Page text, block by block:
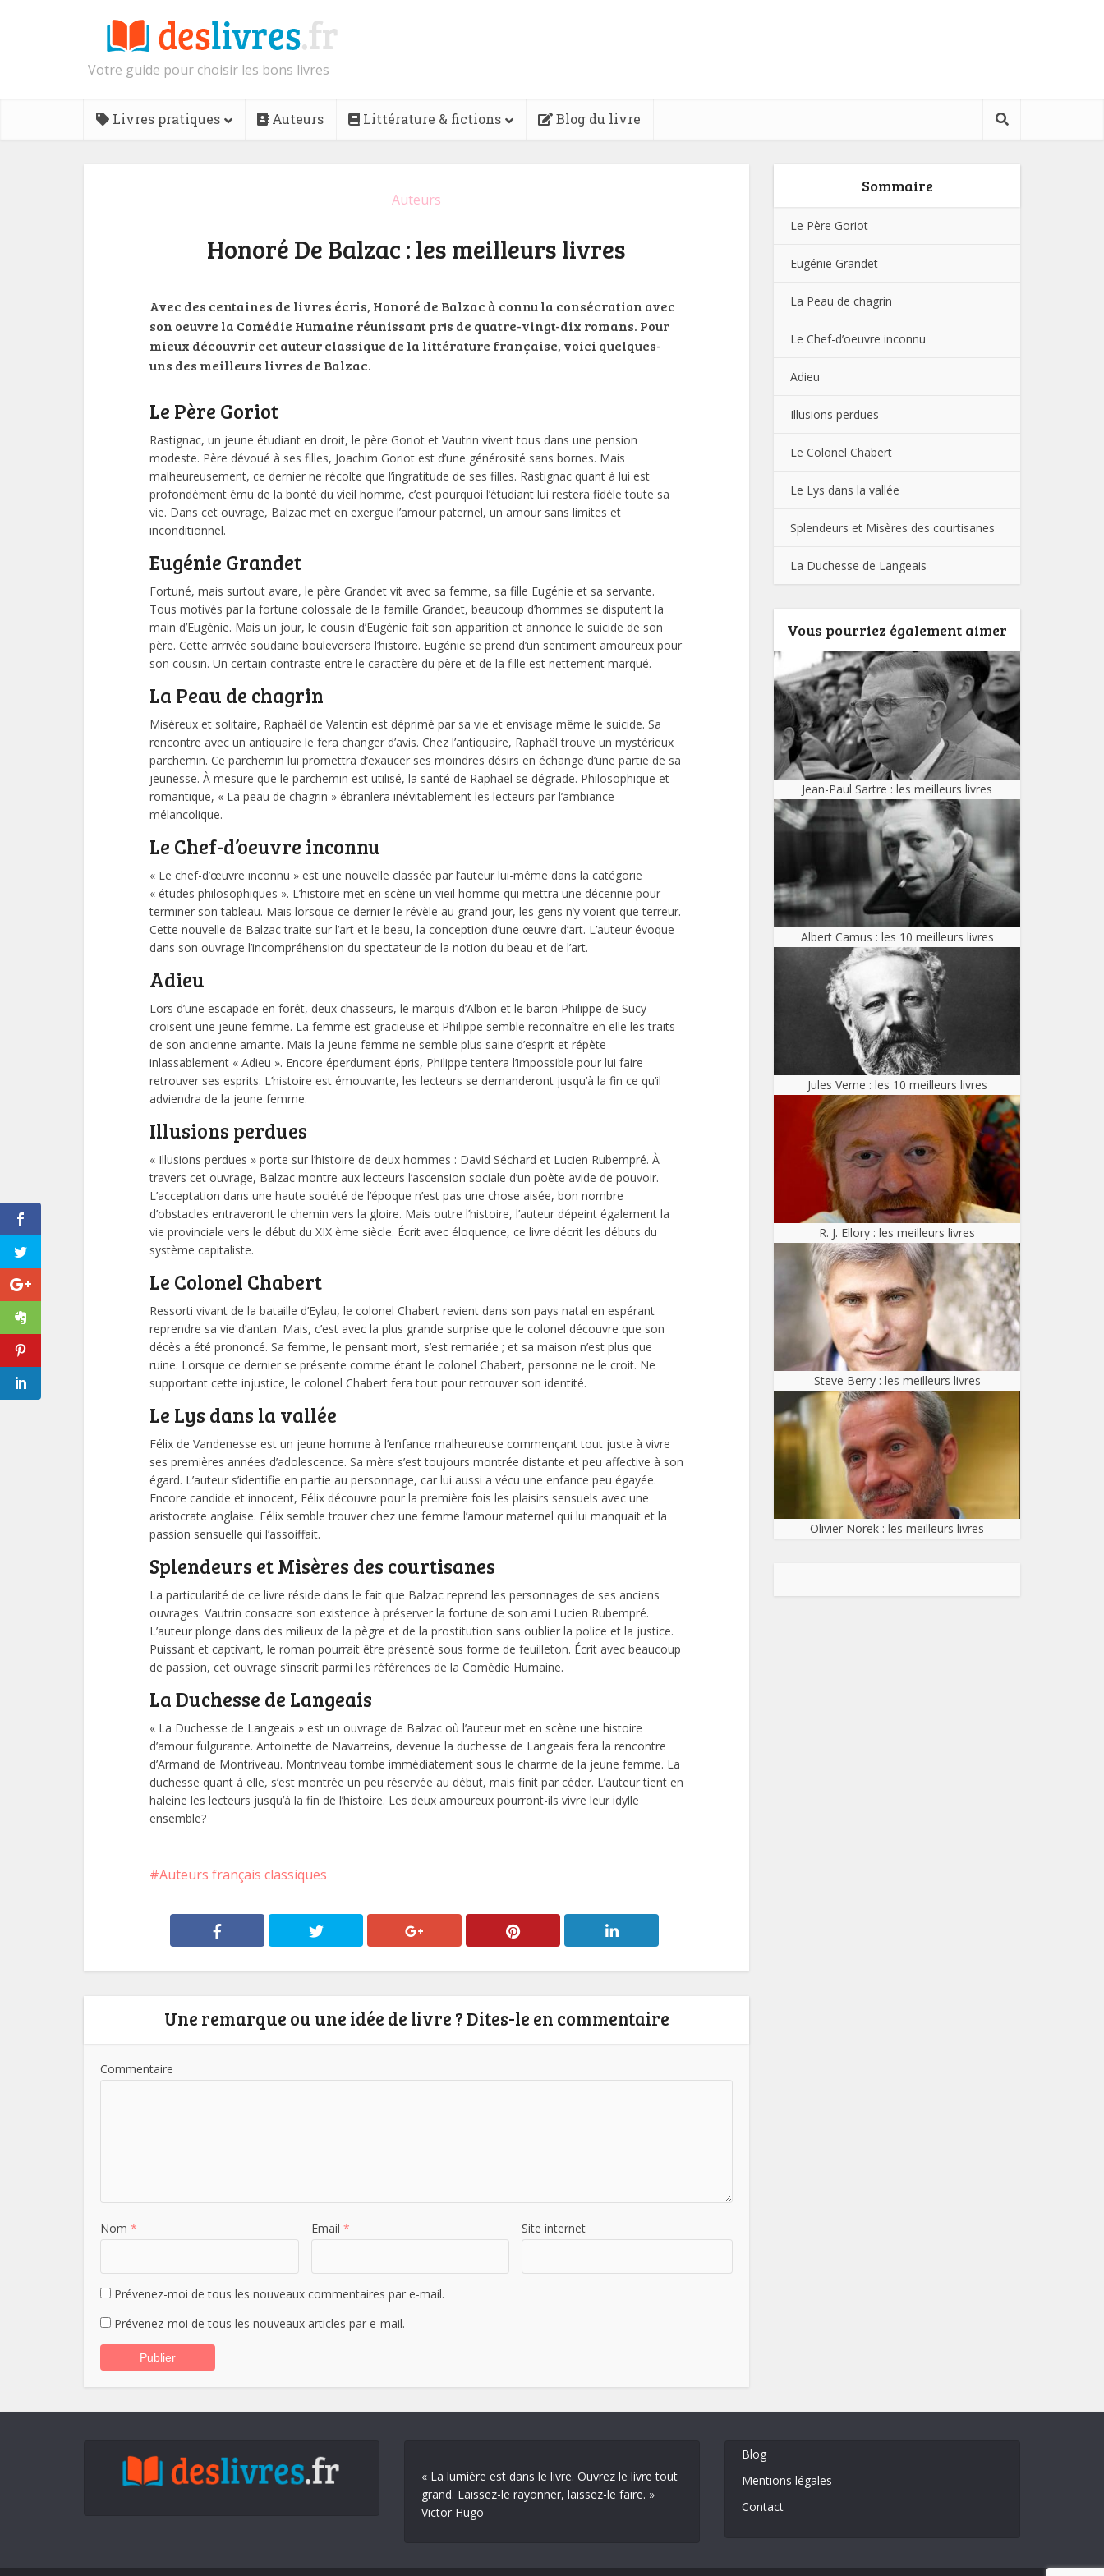
Votre guide pour choisir les bons livres
Livres pratiques Auteurs Littérature & fictions Blog du livre
Auteurs
Honoré De Balzac : les meilleurs livres
Avec des centaines de livres écris, Honoré de Balzac à connu la consécration avec
son oeuvre la Comédie Humaine réunissant pr!s de quatre-vingt-dix romans. Pour
mieux découvrir cet auteur classique de la littérature française, voici quelques-
uns des meilleurs livres de Balzac.
Le Père Goriot
Rastignac, un jeune étudiant en droit, le père Goriot et Vautrin vivent tous dans une pension
modeste. Père dévoué à ses filles, Joachim Goriot est d’une générosité sans bornes. Mais
malheureusement, ce dernier ne récolte que l’ingratitude de ses filles. Rastignac quant à lui est
profondément ému de la bonté du vieil homme, c’est pourquoi l’étudiant lui restera fidèle toute sa
vie. Dans cet ouvrage, Balzac met en exergue l’amour paternel, un amour sans limites et
inconditionnel.
Eugénie Grandet
Fortuné, mais surtout avare, le père Grandet vit avec sa femme, sa fille Eugénie et sa servante.
Tous motivés par la fortune colossale de la famille Grandet, beaucoup d’hommes se disputent la
main d’Eugénie. Mais un jour, le cousin d’Eugénie fait son apparition et annonce le suicide de son
père. Cette arrivée soudaine bouleversera l’histoire. Eugénie se prend d’un sentiment amoureux pour
son cousin. Un certain contraste entre le caractère du père et de la fille est nettement marqué.
La Peau de chagrin
Miséreux et solitaire, Raphaël de Valentin est déprimé par sa vie et envisage même le suicide. Sa
rencontre avec un antiquaire le fera changer d’avis. Chez l’antiquaire, Raphaël trouve un mystérieux
parchemin. Ce parchemin lui promettra d’exaucer ses moindres désirs en échange d’une partie de sa
jeunesse. À mesure que le parchemin est utilisé, la santé de Raphaël se dégrade. Philosophique et
romantique, « La peau de chagrin » ébranlera inévitablement les lecteurs par l’ambiance
mélancolique.
Le Chef-d’oeuvre inconnu
« Le chef-d’œuvre inconnu » est une nouvelle classée par l’auteur lui-même dans la catégorie
« études philosophiques ». L’histoire met en scène un vieil homme qui mettra une décennie pour
terminer son tableau. Mais lorsque ce dernier le révèle au grand jour, les gens n’y voient que terreur.
Cette nouvelle de Balzac traite sur l’art et le beau, la conception d’une œuvre d’art. L’auteur évoque
dans son ouvrage l’incompréhension du spectateur de la notion du beau et de l’art.
Adieu
Lors d’une escapade en forêt, deux chasseurs, le marquis d’Albon et le baron Philippe de Sucy
croisent une jeune femme. La femme est gracieuse et Philippe semble reconnaître en elle les traits
de son ancienne amante. Mais la jeune femme ne semble plus saine d’esprit et répète
inlassablement « Adieu ». Encore éperdument épris, Philippe tentera l’impossible pour lui faire
retrouver ses esprits. L’histoire est émouvante, les lecteurs se demanderont jusqu’à la fin ce qu’il
adviendra de la jeune femme.
Illusions perdues
« Illusions perdues » porte sur l’histoire de deux hommes : David Séchard et Lucien Rubempré. À
travers cet ouvrage, Balzac montre aux lecteurs l’ascension sociale d’un poète avide de pouvoir.
L’acceptation dans une haute société de l’époque n’est pas une chose aisée, bon nombre
d’obstacles entraveront le chemin vers la gloire. Mais outre l’histoire, l’auteur dépeint également la
vie provinciale vers le début du XIX ème siècle. Écrit avec éloquence, ce livre décrit les débuts du
système capitaliste.
Le Colonel Chabert
Ressorti vivant de la bataille d’Eylau, le colonel Chabert revient dans son pays natal en espérant
reprendre sa vie d’antan. Mais, c’est avec la plus grande surprise que le colonel découvre que son
décès a été prononcé. Sa femme, le pensant mort, s’est remariée ; et sa maison n’est plus que
ruine. Lorsque ce dernier se présente comme étant le colonel Chabert, personne ne le croit. Ne
supportant cette injustice, le colonel Chabert fera tout pour retrouver son identité.
Le Lys dans la vallée
Félix de Vandenesse est un jeune homme à l’enfance malheureuse commençant tout juste à vivre
ses premières années d’adolescence. Sa mère s’est toujours montrée distante et peu affective à son
égard. L’auteur s’identifie en partie au personnage, car lui aussi a vécu une enfance peu égayée.
Encore candide et innocent, Félix découvre pour la première fois les plaisirs sensuels avec une
aristocrate anglaise. Félix semble trouver chez une femme l’amour maternel qui lui manquait et la
passion sensuelle qui l’assoiffait.
Splendeurs et Misères des courtisanes
La particularité de ce livre réside dans le fait que Balzac reprend les personnages de ses anciens
ouvrages. Vautrin consacre son existence à préserver la fortune de son ami Lucien Rubempré.
L’auteur plonge dans des milieux de la pègre et de la prostitution sans oublier la police et la justice.
Puissant et captivant, le roman pourrait être présenté sous forme de feuilleton. Écrit avec beaucoup
de passion, cet ouvrage s’inscrit parmi les références de la Comédie Humaine.
La Duchesse de Langeais
« La Duchesse de Langeais » est un ouvrage de Balzac où l’auteur met en scène une histoire
d’amour fulgurante. Antoinette de Navarreins, devenue la duchesse de Langeais fera la rencontre
d’Armand de Montriveau. Montriveau tombe immédiatement sous le charme de la jeune femme. La
duchesse quant à elle, s’est montrée un peu réservée au début, mais finit par céder. L’auteur tient en
haleine les lecteurs jusqu’à la fin de l’histoire. Les deux amoureux pourront-ils vivre leur idylle
ensemble?
Auteurs français classiques
Une remarque ou une idée de livre ? Dites-le en commentaire
Commentaire
Nom * Email * Site internet
Prévenez-moi de tous les nouveaux commentaires par e-mail.
Prévenez-moi de tous les nouveaux articles par e-mail.
Sommaire
Le Père Goriot
Eugénie Grandet
La Peau de chagrin
Le Chef-d’oeuvre inconnu
Adieu
Illusions perdues
Le Colonel Chabert
Le Lys dans la vallée
Splendeurs et Misères des courtisanes
La Duchesse de Langeais
Vous pourriez également aimer
Jean-Paul Sartre : les meilleurs livres
Albert Camus : les 10 meilleurs livres
Jules Verne : les 10 meilleurs livres
R. J. Ellory : les meilleurs livres
Steve Berry : les meilleurs livres
Olivier Norek : les meilleurs livres
« La lumière est dans le livre. Ouvrez le livre tout
grand. Laissez-le rayonner, laissez-le faire. »
Victor Hugo
Blog
Mentions légales
Contact